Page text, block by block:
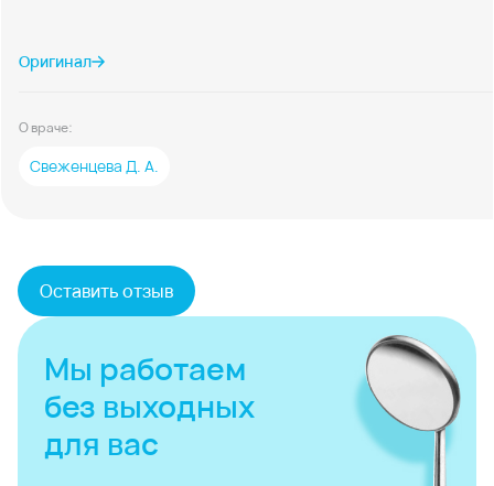
Оригинал
О враче:
Свеженцева Д. А.
Оставить отзыв
Мы работаем
без выходных
для вас